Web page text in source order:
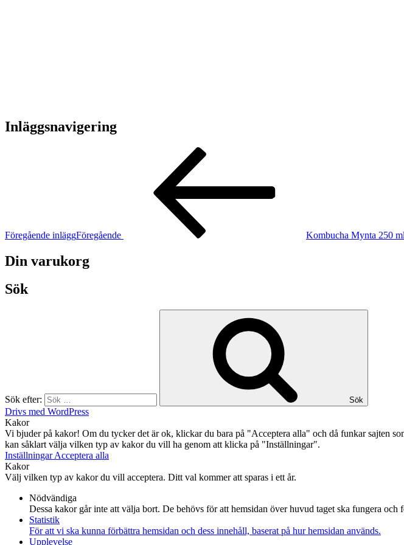
Inläggsnavigering
Föregående inläggFöregående Kombucha Mynta 250
Din varukorg
Sök
Sök efter: Sök
Drivs med WordPress
Kakor
Vi bjuder på kakor! Om du tycker det är ok, klickar du bara på "Acceptera alla" och då funkar sajten
kan såklart välja vilken typ av kakor du vill ha genom att klicka på "Inställningar".
InställningarAcceptera alla
Kakor
Välj vilken typ av kakor du vill acceptera. Ditt val kommer att sparas i ett år.
Nödvändiga
Dessa kakor går inte att välja bort. De behövs för att hemsidan över huvud taget ska fungera och
Statistik
För att vi ska kunna förbättra hemsidan och dess innehåll, baserat på hur hemsidan används.
Upplevelse